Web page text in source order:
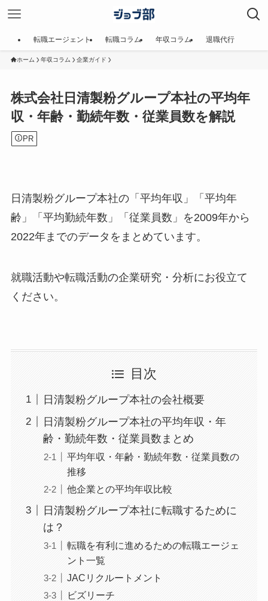
転職エージェント 転職コラム 年収コラム 退職代行
ホーム 年収コラム 企業ガイド
株式会社日清製粉グループ本社の平均年
収・年齢・勤続年数・従業員数を解説
PR
日清製粉グループ本社の「平均年収」「平均年
齢」「平均勤続年数」「従業員数」を2009年から
2022年までのデータをまとめています。
就職活動や転職活動の企業研究・分析にお役立て
ください。
目次
日清製粉グループ本社の会社概要
日清製粉グループ本社の平均年収・年
齢・勤続年数・従業員数まとめ
平均年収・年齢・勤続年数・従業員数の
推移
他企業との平均年収比較
日清製粉グループ本社に転職するために
は？
転職を有利に進めるための転職エージェ
ント一覧
JACリクルートメント
ビズリーチ